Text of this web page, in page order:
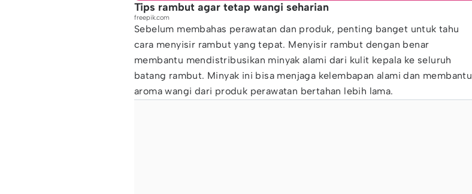
Tips rambut agar tetap wangi seharian
freepik.com
Sebelum membahas perawatan dan produk, penting banget untuk tahu
cara menyisir rambut yang tepat. Menyisir rambut dengan benar
membantu mendistribusikan minyak alami dari kulit kepala ke seluruh
batang rambut. Minyak ini bisa menjaga kelembapan alami dan membantu
aroma wangi dari produk perawatan bertahan lebih lama.